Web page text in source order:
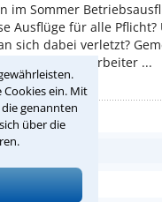
ein. Mit
genannten
über die
im Sommer
Ausflüge für alle Pflicht?
sich dabei verletzt?
sollen die Mitarbeiter ...